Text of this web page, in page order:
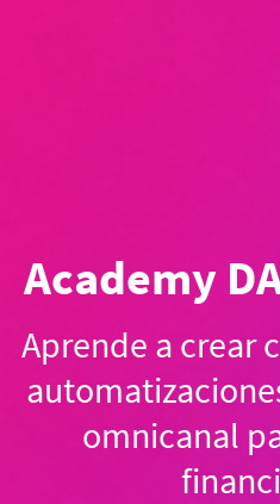
Academy
Aprende a crear
omnicanal